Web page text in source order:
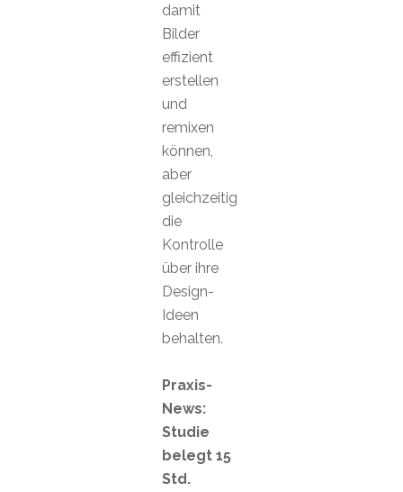
damit
Bilder
effizient
erstellen
und
remixen
können,
aber
gleichzeitig
die
Kontrolle
über ihre
Design-
Ideen
behalten.
Praxis-
News:
Studie
belegt 15
Std.